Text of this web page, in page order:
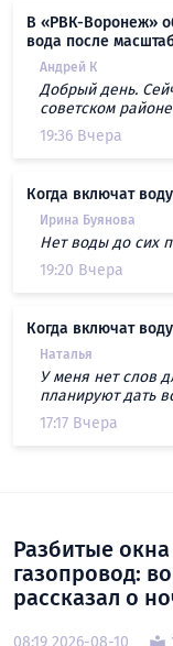
В «РВК-Воронеж»
вода после
Андрей К
Добрый день.
советском
19:36 Вчера
Когда включат
Ирина Буянова
Нет воды до сих
19:20 Вчера
Когда включат
Наталья
У меня нет слов
планируют дать
17:17 Вчера
Разбитые
газопровод:
рассказал о
08:19 2026-08-10